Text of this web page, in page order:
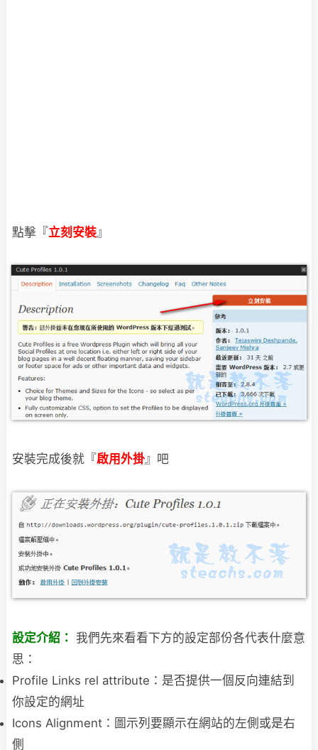
點擊『立刻安裝』
安裝完成後就『啟用外掛』吧
設定介紹： 我們先來看看下方的設定部份各代表什麼意
思：
Profile Links rel attribute：是否提供一個反向連結到
你設定的網址
Icons Alignment：圖示列要顯示在網站的左側或是右
側